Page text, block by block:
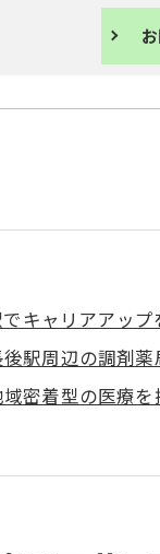
キャリアアッ
後駅周辺の調剤
密着型の医療
剤師としてのス
情報の選び方
際に働く薬剤師